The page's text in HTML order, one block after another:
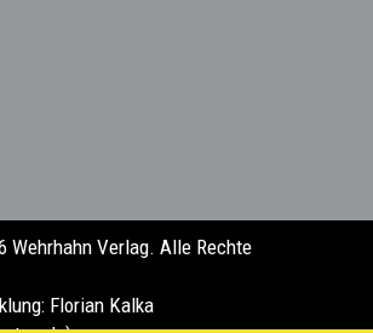
Wehrhahn Verlag. Alle Rechte
Florian Kalka